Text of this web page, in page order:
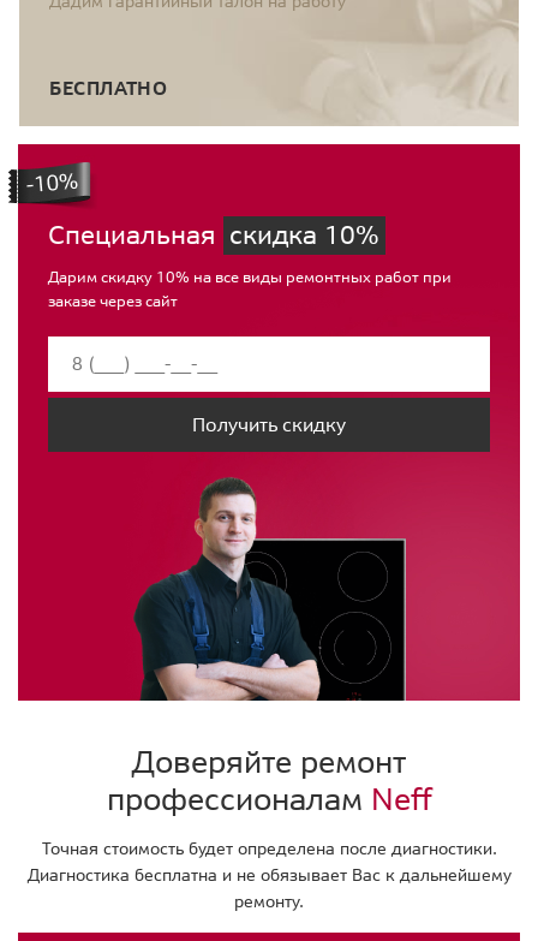
БЕСПЛАТНО
Специальная скидка 10%
Дарим скидку 10% на все виды ремонтных работ при
заказе через сайт
Получить скидку
Доверяйте ремонт
профессионалам Neff
Точная стоимость будет определена после диагностики.
Диагностика бесплатна и не обязывает Вас к дальнейшему
ремонту.